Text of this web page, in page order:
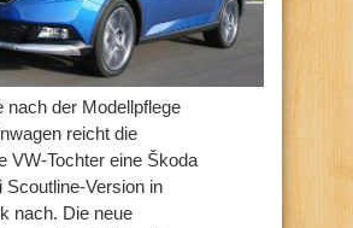
nach der Modellpflege
reicht die
VW-Tochter eine Škoda
Scoutline-Version in
nach. Die neue